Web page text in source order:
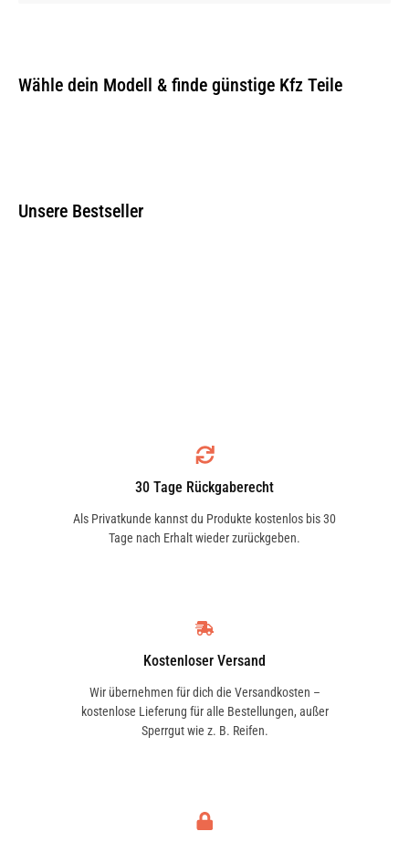
Wähle dein Modell & finde günstige Kfz Teile
Unsere Bestseller
30 Tage Rückgaberecht
Als Privatkunde kannst du Produkte kostenlos bis 30
Tage nach Erhalt wieder zurückgeben.
Kostenloser Versand
Wir übernehmen für dich die Versandkosten –
kostenlose Lieferung für alle Bestellungen, außer
Sperrgut wie z. B. Reifen.